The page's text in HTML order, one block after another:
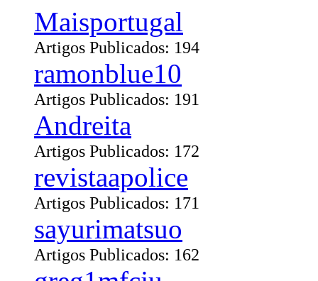
Maisportugal
Artigos Publicados: 194
ramonblue10
Artigos Publicados: 191
Andreita
Artigos Publicados: 172
revistaapolice
Artigos Publicados: 171
sayurimatsuo
Artigos Publicados: 162